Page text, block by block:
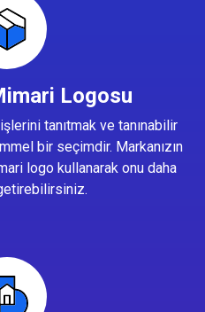
Logosu
tanıtmak ve tanınabilir
bir seçimdir. Markanızın
logo kullanarak onu daha